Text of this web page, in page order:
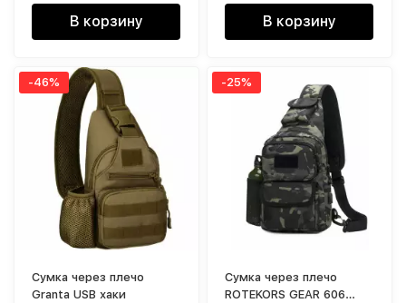
В корзину В корзину
-46%
Cумка через плечо
Granta USB хаки
-25%
Сумка через плечо
ROTEKORS GEAR 606